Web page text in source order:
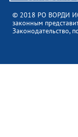
© 2018 РО ВОРДИ
законным
Законодательство,